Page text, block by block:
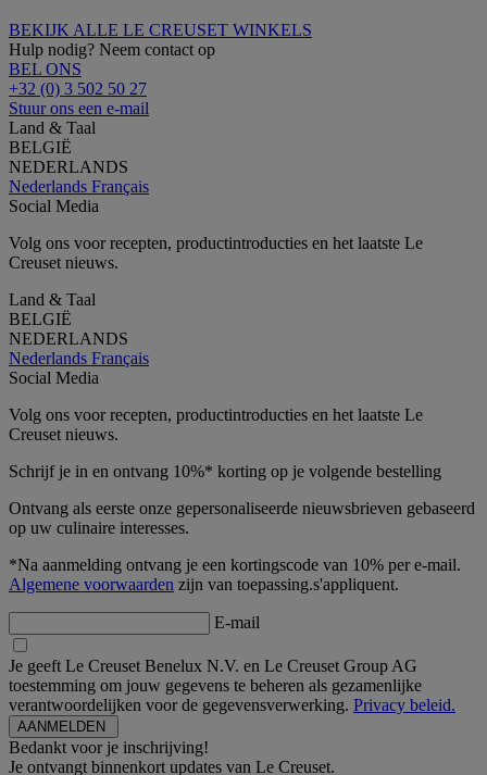
BEKIJK ALLE LE CREUSET WINKELS
Hulp nodig? Neem contact op
BEL ONS
+32 (0) 3 502 50 27
Stuur ons een e-mail
Land & Taal
BELGIË
NEDERLANDS
Nederlands Français
Social Media
Volg ons voor recepten, productintroducties en het laatste Le
Creuset nieuws.
Land & Taal
BELGIË
NEDERLANDS
Nederlands Français
Social Media
Volg ons voor recepten, productintroducties en het laatste Le
Creuset nieuws.
Schrijf je in en ontvang 10%* korting op je volgende bestelling
Ontvang als eerste onze gepersonaliseerde nieuwsbrieven gebaseerd
op uw culinaire interesses.
*Na aanmelding ontvang je een kortingscode van 10% per e-mail.
Algemene voorwaarden zijn van toepassing.s'appliquent.
E-mail
Je geeft Le Creuset Benelux N.V. en Le Creuset Group AG
toestemming om jouw gegevens te beheren als gezamenlijke
verantwoordelijken voor de gegevensverwerking. Privacy beleid.
Bedankt voor je inschrijving!
Je ontvangt binnenkort updates van Le Creuset.